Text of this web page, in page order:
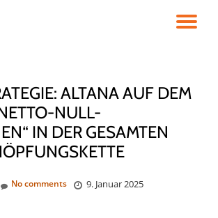
ALTANA AUF DEM
NULL-
IN DER GESAMTEN
9. Januar 2025
No comments